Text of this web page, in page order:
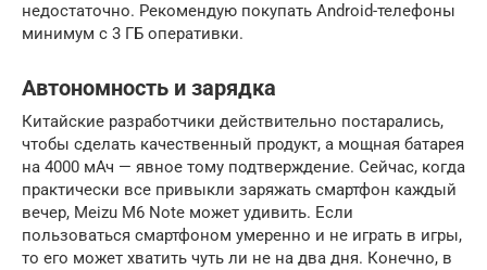
недостаточно. Рекомендую покупать Android-телефоны
минимум с 3 ГБ оперативки.
Автономность и зарядка
Китайские разработчики действительно постарались,
чтобы сделать качественный продукт, а мощная батарея
на 4000 мАч — явное тому подтверждение. Сейчас, когда
практически все привыкли заряжать смартфон каждый
вечер, Meizu M6 Note может удивить. Если
пользоваться смартфоном умеренно и не играть в игры,
то его может хватить чуть ли не на два дня. Конечно, в